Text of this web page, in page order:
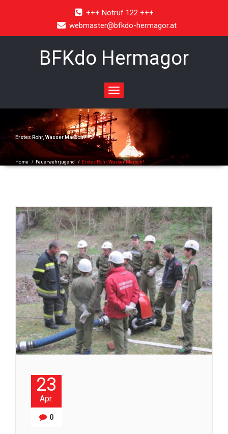
+++ Notruf 122 +++
webmaster@bfkdo-hermagor.at
BFKdo Hermagor
Toggle
navigation
Erstes Rohr, Wasser Marsch!
Home / Feuerwehrjugend / Erstes Rohr, Wasser Marsch!
23
Apr.
0